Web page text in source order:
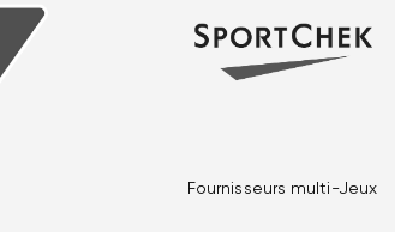
Fournisseurs multi-Jeux